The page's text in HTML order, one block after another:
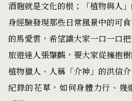
酒麴就是文化的根；「植物與人
身經驗發現那些日常風景中的可
的馬愛雲，希望讓大家一口一口
旅遊達人張肇麟，要大家從擁抱
植物獵人、人稱「介神」的洪信
紀錄的花草，如何身體力行、幾